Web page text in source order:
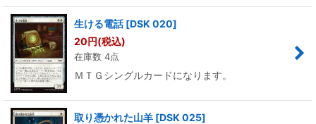
生ける電話 [DSK 020]
20円(税込)
在庫数 4点
ＭＴＧシングルカードになります。
取り憑かれた山羊 [DSK 025]